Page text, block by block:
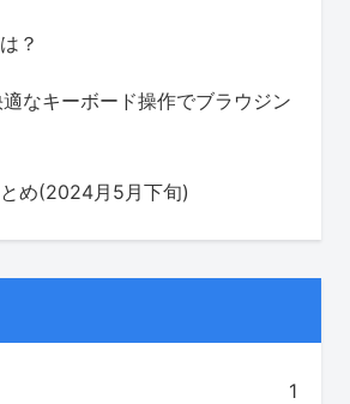
？
なキーボード操作でブラウジン
め(2024月5月下旬)
1